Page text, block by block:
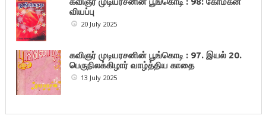
வியப்பு
20 July 2025
கவிஞர் முடியரசனின் பூங்கொடி : 97. இயல் 20.
பெருநிலக்கிழார் வாழ்த்திய காதை
13 July 2025